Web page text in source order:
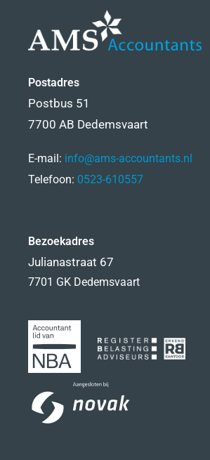
Postadres
Postbus 51
7700 AB Dedemsvaart
E-mail: info@ams-accountants.nl
Telefoon: 0523-610557
Bezoekadres
Julianastraat 67
7701 GK Dedemsvaart